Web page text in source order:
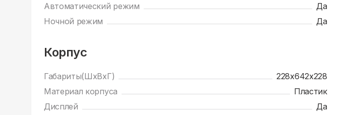
Автоматический режим
Да
Ночной режим
Да
Корпус
Габариты(ШхВхГ)
228х642х228
Материал корпуса
Пластик
Дисплей
Да